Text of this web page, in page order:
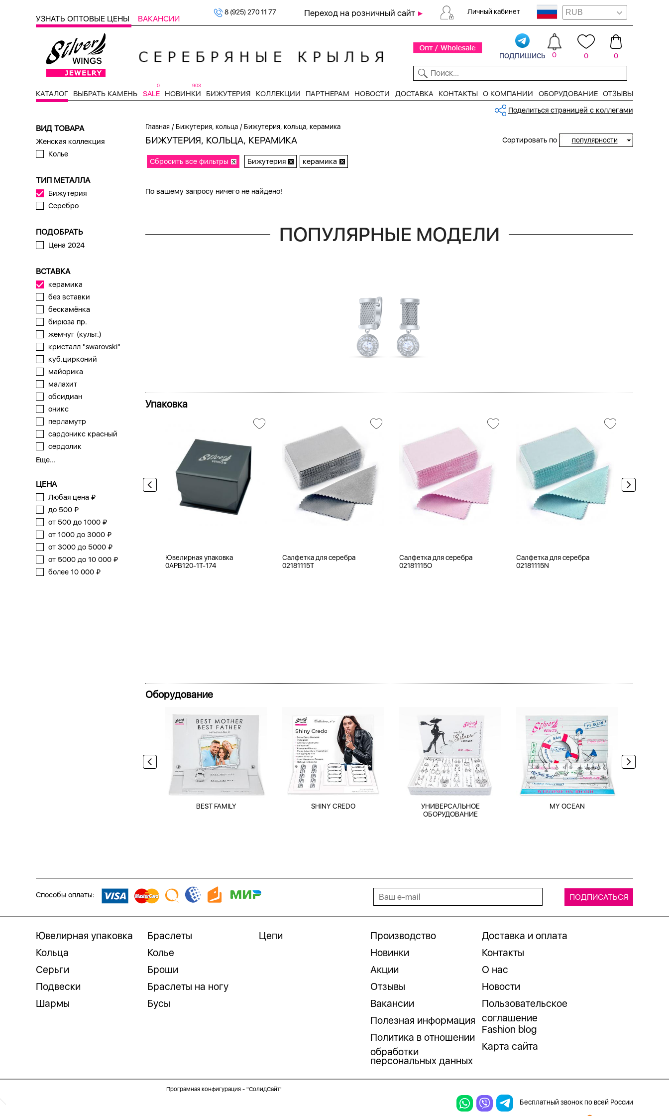
УЗНАТЬ ОПТОВЫЕ ЦЕНЫ ВАКАНСИИ
8 (925) 270 11 77 Переход на розничный сайт Личный кабинет
подпишись 0 0 0
КАТАЛОГ ВЫБРАТЬ КАМЕНЬ SALE
0
НОВИНКИ
903
БИЖУТЕРИЯ КОЛЛЕКЦИИ ПАРТНЕРАМ НОВОСТИ ДОСТАВКА КОНТАКТЫ О КОМПАНИИ ОБОРУДОВАНИЕ ОТЗЫВЫ
Поделиться страницей с коллегами
ВИД ТОВАРА
Женская коллекция
Колье
ТИП МЕТАЛЛА
Бижутерия
Серебро
ПОДОБРАТЬ
Цена 2024
ВСТАВКА
керамика
без вставки
бескамёнка
бирюза пр.
жемчуг (культ.)
кристалл "swarovski"
куб.цирконий
майорика
малахит
обсидиан
оникс
перламутр
сардоникс красный
сердолик
Еще...
ЦЕНА
Любая цена ₽
до 500 ₽
от 500 до 1000 ₽
от 1000 до 3000 ₽
от 3000 до 5000 ₽
от 5000 до 10 000 ₽
более 10 000 ₽
Главная / Бижутерия, кольца / Бижутерия, кольца, керамика
БИЖУТЕРИЯ, КОЛЬЦА, КЕРАМИКА Сортировать по популярности
Сбросить все фильтры Бижутерия керамика
По вашему запросу ничего не найдено!
ПОПУЛЯРНЫЕ МОДЕЛИ
Упаковка
Ювелирная упаковка
0APB120-1T-174
Салфетка для серебра
02181115T
Салфетка для серебра
02181115O
Салфетка для серебра
02181115N
Оборудование
BEST FAMILY SHINY CREDO
УНИВЕРСАЛЬНОЕ
ОБОРУДОВАНИЕ
MY OCEAN
Способы оплаты:
Ювелирная упаковка
Кольца
Серьги
Подвески
Шармы
Браслеты
Колье
Броши
Браслеты на ногу
Бусы
Цепи
Производство
Новинки
Акции
Отзывы
Вакансии
Полезная информация
Политика в отношении
обработки
персональных данных
Доставка и оплата
Контакты
О нас
Новости
Пользовательское
соглашение
Fashion blog
Карта сайта
Бесплатный звонок по всей России
Програмная конфигурация - "СолидСайт"